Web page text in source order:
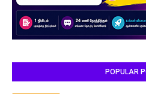
POPULAR